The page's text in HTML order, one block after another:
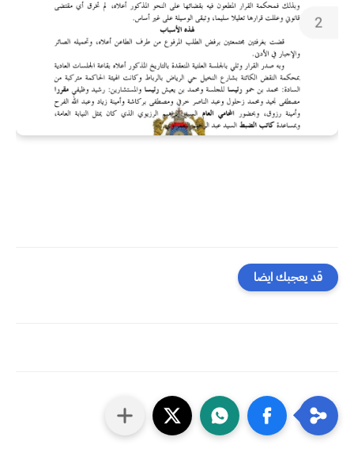
قد يعجبك ايضا